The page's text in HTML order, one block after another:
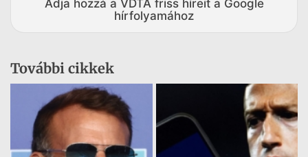
Adja hozzá a VDTA friss híreit a Google
hírfolyamához
További cikkek